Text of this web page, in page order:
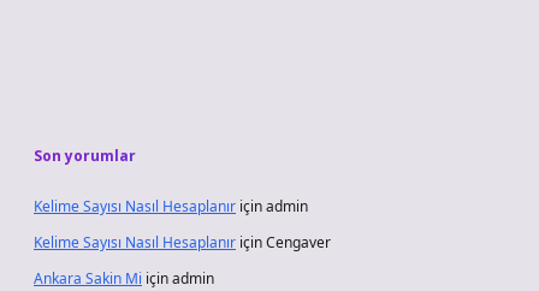
Son yorumlar
Kelime Sayısı Nasıl Hesaplanır içinadmin
Kelime Sayısı Nasıl Hesaplanır içinCengaver
Ankara Sakin Mi içinadmin